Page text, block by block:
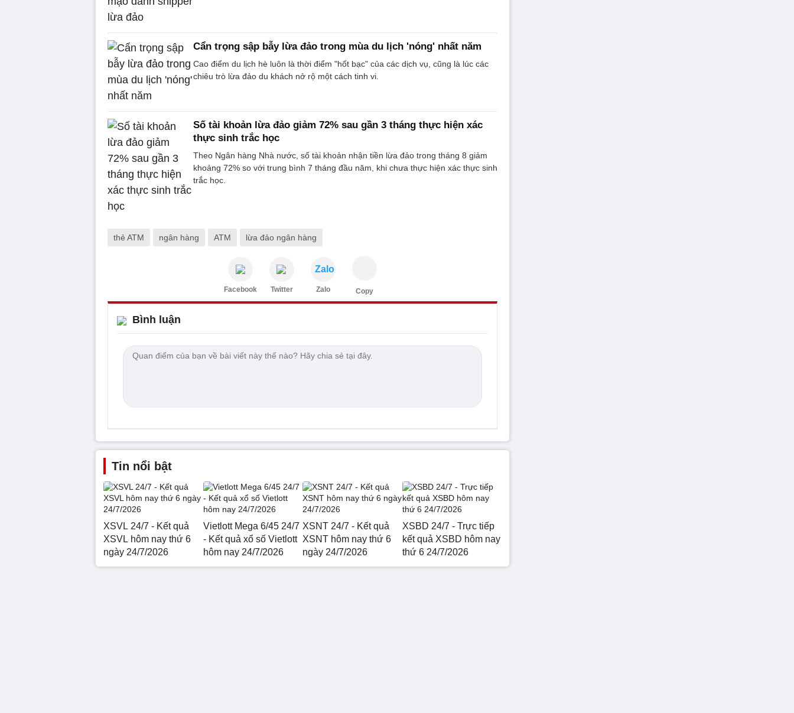
Cẩn trọng sập bẫy lừa đảo trong mùa du lịch 'nóng' nhất năm
Cao điểm du lịch hè luôn là thời điểm "hốt bạc" của các dịch vụ, cũng là lúc các
chiêu trò lừa đảo du khách nở rộ một cách tinh vi.
Số tài khoản lừa đảo giảm 72% sau gần 3 tháng thực hiện xác
thực sinh trắc học
Theo Ngân hàng Nhà nước, số tài khoản nhận tiền lừa đảo trong tháng 8 giảm
khoảng 72% so với trung bình 7 tháng đầu năm, khi chưa thực hiện xác thực sinh
trắc học.
thẻ ATM ngân hàng ATM lừa đảo ngân hàng
Facebook Twitter
Zalo
Zalo Copy
Bình luận
Tin nổi bật
XSVL 24/7 - Kết quả
XSVL hôm nay thứ 6
ngày 24/7/2026
Vietlott Mega 6/45 24/7
- Kết quả xổ số Vietlott
hôm nay 24/7/2026
XSNT 24/7 - Kết quả
XSNT hôm nay thứ 6
ngày 24/7/2026
XSBD 24/7 - Trực tiếp
kết quả XSBD hôm nay
thứ 6 24/7/2026